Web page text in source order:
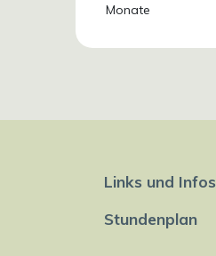
Monate
Links und Infos
Stundenplan